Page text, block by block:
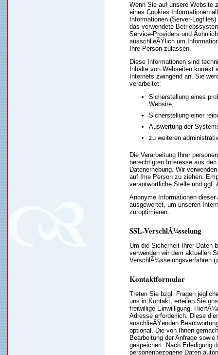
Wenn Sie auf unsere Website
eines Cookies Informationen
Informationen (Server-
das verwendete
Service-Providers und
ausschlieÃŸlich um
Ihre Person zulassen.
Diese Informationen sind
Inhalte von Webseiten korrekt
Internets zwingend an. Sie
verarbeitet:
Sicherstellung eines
Website,
Sicherstellung einer
Auswertung der
zu weiteren
Die Verarbeitung Ihrer
berechtigten Interesse aus
Datenerhebung. Wir
auf Ihre Person zu ziehen.
verantwortliche Stelle und ggf.
Anonyme Informationen
ausgewertet, um unseren
zu optimieren.
SSL-VerschlÃ¼sselung
Um die Sicherheit Ihrer
verwenden wir dem aktuellen
VerschlÃ¼sselungsverfahren
Kontaktformular
Treten Sie bzgl. Fragen
uns in Kontakt, erteilen Sie
freiwillige Einwilligung.
Adresse erforderlich. Diese
anschlieÃŸenden
optional. Die von Ihnen
Bearbeitung der Anfrage
gespeichert. Nach Erledigung
personenbezogene Daten